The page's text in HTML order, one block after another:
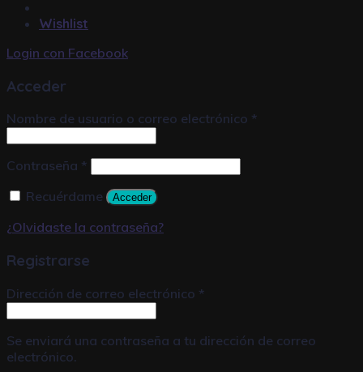
Wishlist
Login con Facebook
Acceder
Nombre de usuario o correo electrónico *
Contraseña *
Recuérdame
Acceder
¿Olvidaste la contraseña?
Registrarse
Dirección de correo electrónico *
Se enviará una contraseña a tu dirección de correo
electrónico.